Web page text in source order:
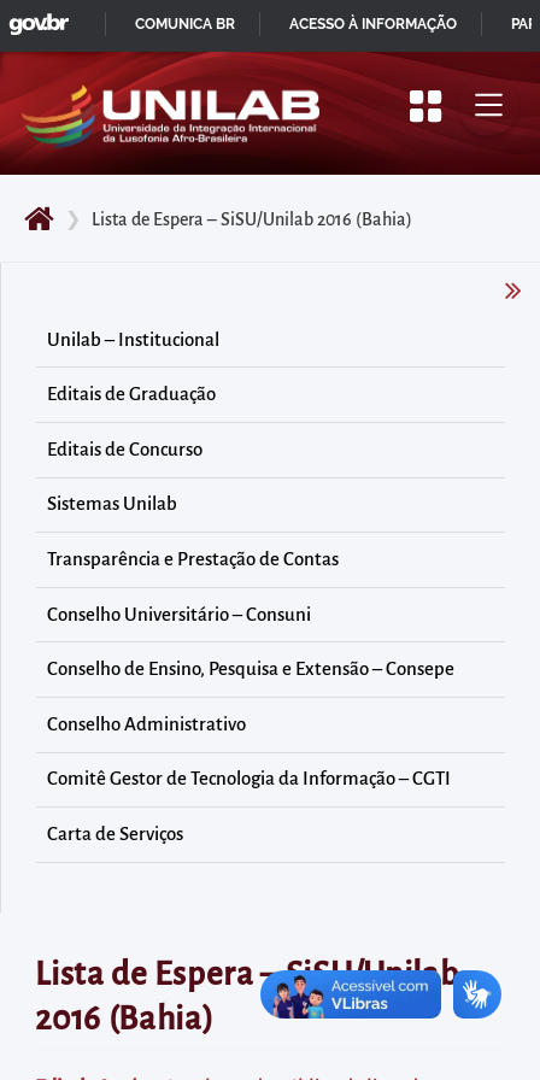
Pular
para
início
do
principal
Acessar
diretamente
o
Acessar
diretamente
área
para
realizar
buscas
internas
Acessar
no
❯ Lista de Espera – SiSU/Unilab 2016 (Bahia)
Lista de Espera – SiSU/Unilab
2016 (Bahia)
Unilab – Institucional
Editais de Graduação
Editais de Concurso
Sistemas Unilab
Transparência e Prestação de Contas
Conselho Universitário – Consuni
Conselho de Ensino, Pesquisa e Extensão – Consepe
Conselho Administrativo
Comitê Gestor de Tecnologia da Informação – CGTI
Carta de Serviços
IR
PARA
CONTEÚDO
GOVBR
COMUNICA BR ACESSO À INFORMAÇÃO